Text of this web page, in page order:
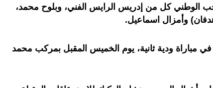
الوطني كل من إدريس الرايس الفني، وبلوح محمد،
وأمزال اسماعيل.
في مباراة ودية ثانية، يوم الخميس المقبل بمركب محمد